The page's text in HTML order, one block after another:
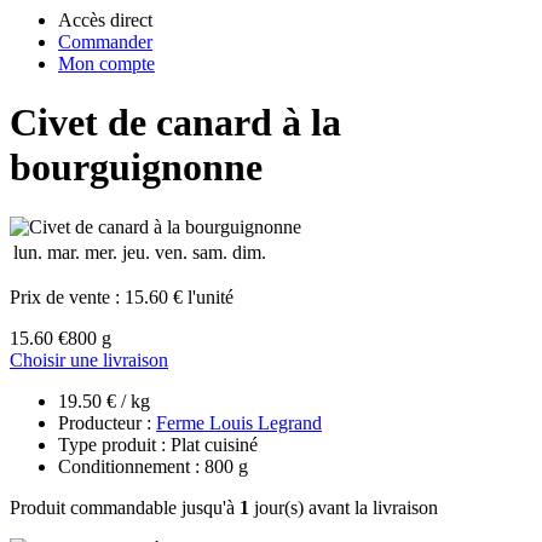
Accès direct
Commander
Mon compte
Civet de canard à la
bourguignonne
lun. mar. mer. jeu. ven. sam. dim.
Prix de vente : 15.60 € l'unité
15.60 €800 g
Choisir une livraison
19.50 € / kg
Producteur : Ferme Louis Legrand
Type produit : Plat cuisiné
Conditionnement : 800 g
Produit commandable jusqu'à 1 jour(s) avant la livraison